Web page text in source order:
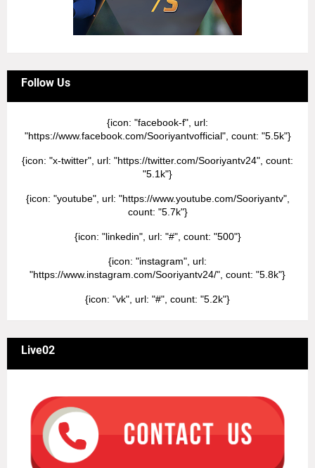
Follow Us
{icon: "facebook-f", url:
"https://www.facebook.com/Sooriyantvofficial", count: "5.5k"}
{icon: "x-twitter", url: "https://twitter.com/Sooriyantv24", count:
"5.1k"}
{icon: "youtube", url: "https://www.youtube.com/Sooriyantv",
count: "5.7k"}
{icon: "linkedin", url: "#", count: "500"}
{icon: "instagram", url:
"https://www.instagram.com/Sooriyantv24/", count: "5.8k"}
{icon: "vk", url: "#", count: "5.2k"}
Live02